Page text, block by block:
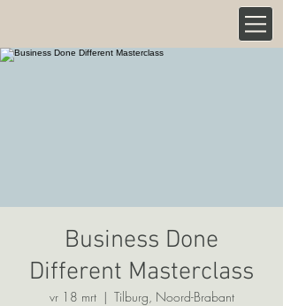
Business Done
Different Masterclass
vr 18 mrt
  |
Tilburg, Noord-Brabant